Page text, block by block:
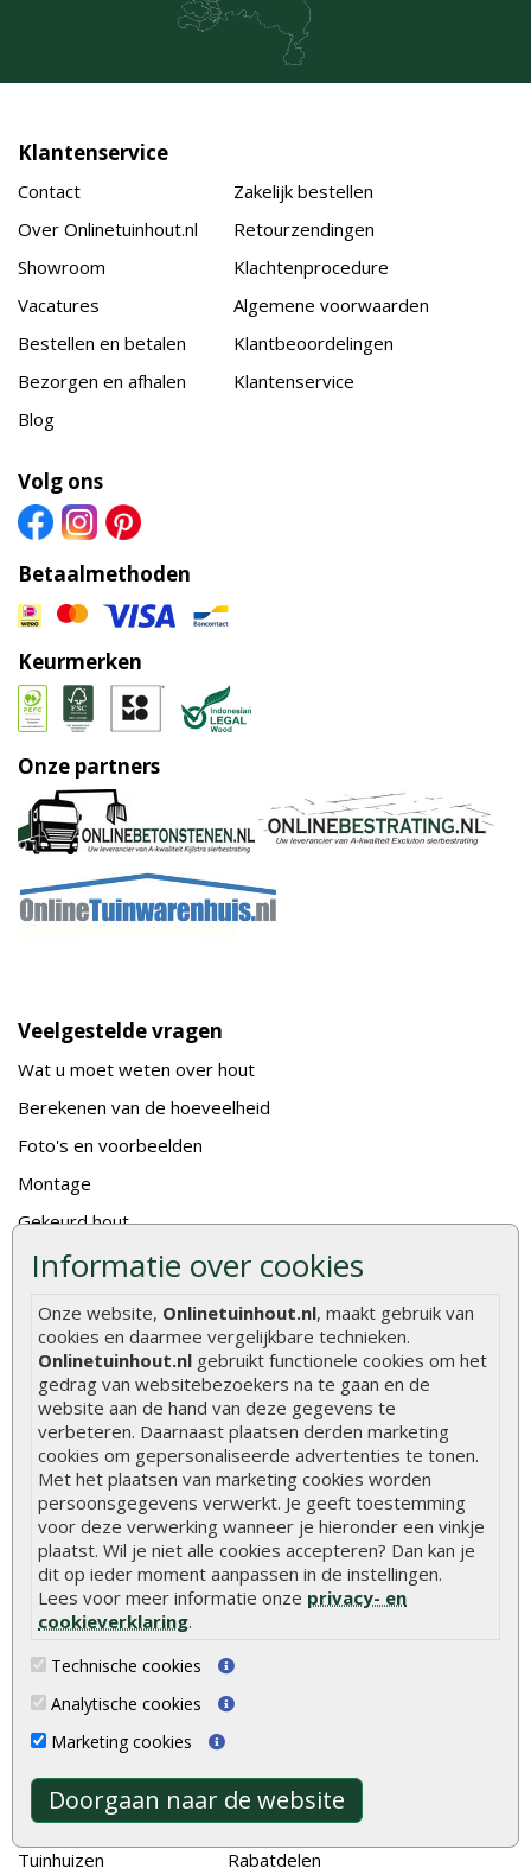
Informatie over cookies
Onze website, Onlinetuinhout.nl, maakt gebruik van
cookies en daarmee vergelijkbare technieken.
Onlinetuinhout.nl gebruikt functionele cookies om het
gedrag van websitebezoekers na te gaan en de
website aan de hand van deze gegevens te
verbeteren. Daarnaast plaatsen derden marketing
cookies om gepersonaliseerde advertenties te tonen.
Met het plaatsen van marketing cookies worden
persoonsgegevens verwerkt. Je geeft toestemming
voor deze verwerking wanneer je hieronder een vinkje
plaatst. Wil je niet alle cookies accepteren? Dan kan je
dit op ieder moment aanpassen in de instellingen.
Lees voor meer informatie onze privacy- en
cookieverklaring.
Technische cookies
Analytische cookies
Marketing cookies
Doorgaan naar de website
Klantenservice
Contact
Over Onlinetuinhout.nl
Showroom
Vacatures
Bestellen en betalen
Bezorgen en afhalen
Blog
Zakelijk bestellen
Retourzendingen
Klachtenprocedure
Algemene voorwaarden
Klantbeoordelingen
Klantenservice
Volg ons
Betaalmethoden
Keurmerken
Onze partners
Veelgestelde vragen
Wat u moet weten over hout
Berekenen van de hoeveelheid
Foto's en voorbeelden
Montage
Gekeurd hout
De fundering van een vlonder leggen
Hoe zelf een vlonder leggen
Hoe betonpaal plaatsen
Hoe schutting plaatsen
De 9 beste tuinschermen van Onlinetuinhout.nl
Stijlvolle houtsoorten voor in de tuin
Duurzame tuin
Welke palen voor een schapenhek
Alle populaire categorieën
Tuinhout
Schutting
Vlonderplanken
Tuinpalen
Tuinhekken
Tuinhuizen
Tuindeuren
Tuinschermen
Steigerplanken
Douglas hout
Rabatdelen